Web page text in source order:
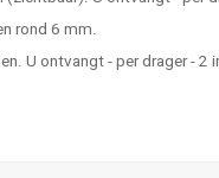
rond 6 mm.
U ontvangt - per drager -